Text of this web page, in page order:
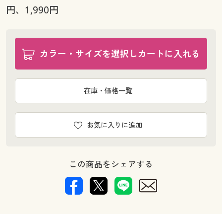
円、1,990円
カラー・サイズを選択しカートに入れる
お気に入りに追加
在庫・価格一覧
この商品をシェアする